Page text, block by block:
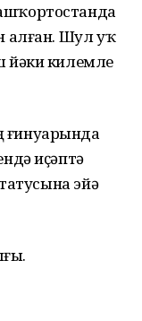
алған. Шул уҡ
йәки килемле
иҫәптә
эйә